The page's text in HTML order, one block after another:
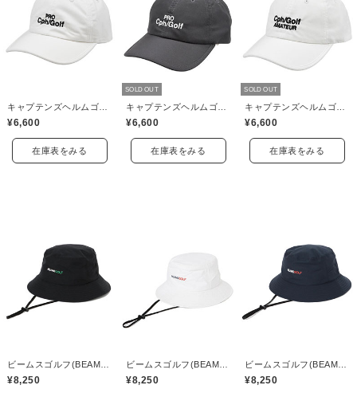
¥6,600
在庫表をみる
SOLD OUT
¥6,600
在庫表をみる
SOLD OUT
¥6,600
在庫表をみる
¥8,250 ¥8,250 ¥8,250